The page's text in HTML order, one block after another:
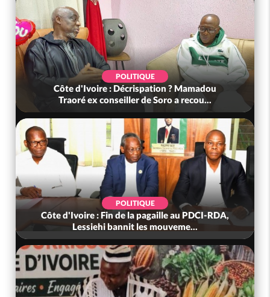
POLITIQUE
Côte d'Ivoire : Décrispation ? Mamadou
Traoré ex conseiller de Soro a recou...
POLITIQUE
Côte d'Ivoire : Fin de la pagaille au PDCI-RDA,
Lessiehi bannit les mouveme...